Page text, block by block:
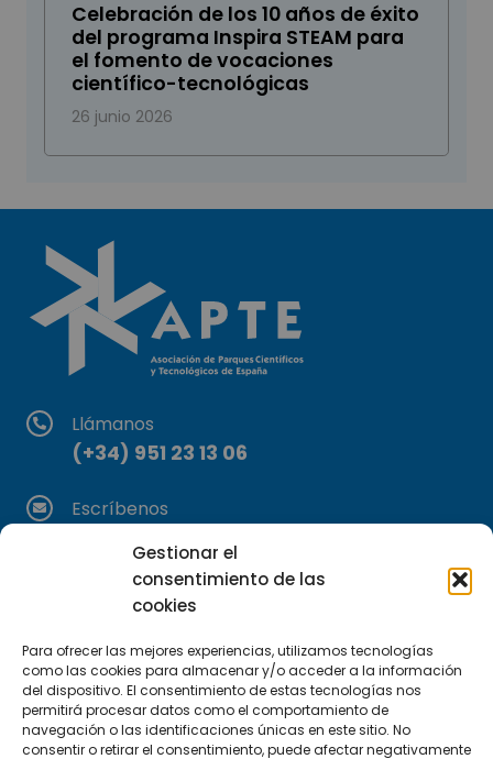
Gestionar el
consentimiento de las
cookies
Para ofrecer las mejores experiencias, utilizamos tecnologías
como las cookies para almacenar y/o acceder a la información
del dispositivo. El consentimiento de estas tecnologías nos
permitirá procesar datos como el comportamiento de
navegación o las identificaciones únicas en este sitio. No
consentir o retirar el consentimiento, puede afectar negativamente
Celebración de los 10 años de éxito
del programa Inspira STEAM para
el fomento de vocaciones
científico-tecnológicas
26 junio 2026
Llámanos
(+34) 951 23 13 06
Escríbenos
Encuéntranos
29590 Campanillas, Málaga